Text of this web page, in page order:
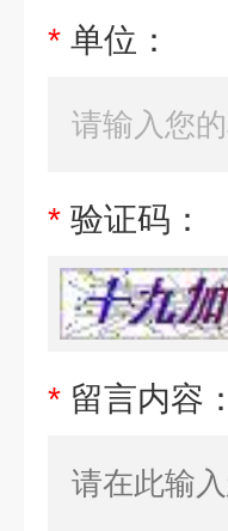
* 单位：
* 验证码：
* 留言内容：